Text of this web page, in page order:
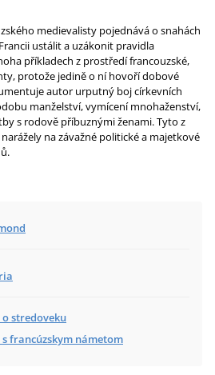
medievalisty pojednává o snahách
ustálit a uzákonit pravidla
příkladech z prostředí francouzské,
protože jedině o ní hovoří dobové
autor urputný boj církevních
manželství, vymícení mnohaženství,
s rodově příbuznými ženami. Tyto z
na závažné politické a majetkové
o stredoveku
s francúzskym námetom